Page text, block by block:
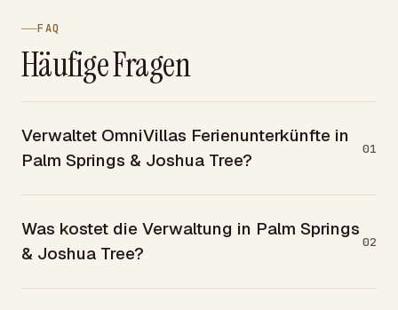
FAQ
Häufige Fragen
Verwaltet OmniVillas Ferienunterkünfte in
Palm Springs & Joshua Tree?
01
Was kostet die Verwaltung in Palm Springs
& Joshua Tree?
02